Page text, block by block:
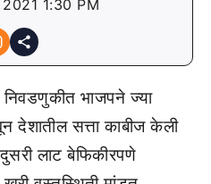
1:30 PM
निवडणुकीत भाजपने ज्या
देशातील सत्ता काबीज केली
लाट बेफिकीरपणे